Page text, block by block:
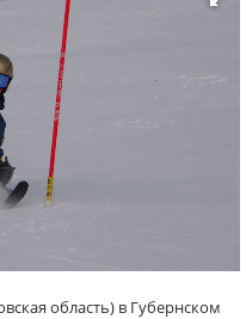
область) в Губернском